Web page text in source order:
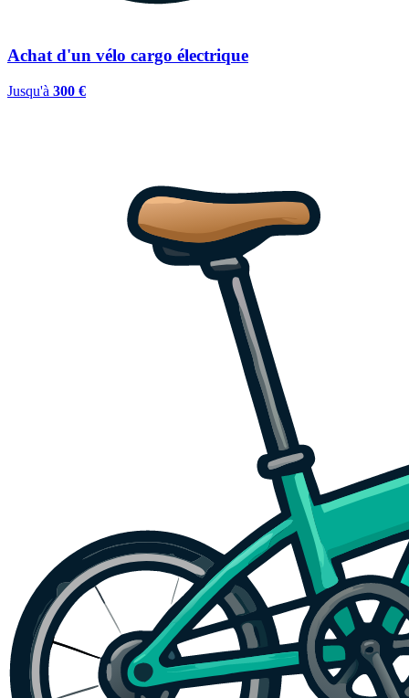
Achat d'un vélo cargo électrique
Jusqu'à 300 €